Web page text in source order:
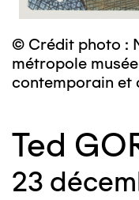
© Crédit photo :
métropole
contemporain et
Ted
23